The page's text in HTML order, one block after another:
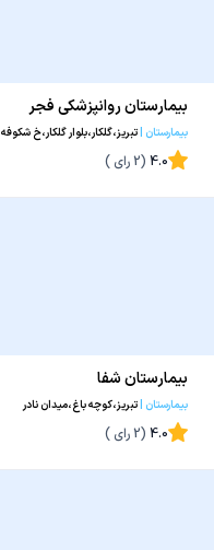
بیمارستان روانپزشکی فجر
بیمارستان |تبریز،گلکار،بلوار گلکار،خ شکوفه
4.0
(
2رای )
بیمارستان شفا
بیمارستان |تبریز،کوچه باغ،میدان نادر
4.0
(
2رای )